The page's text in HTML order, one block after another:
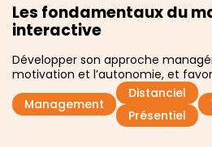
Les fondamentaux du
interactive
Développer son approche
motivation et l’autonomie, et
Management
Distanciel
Présentiel